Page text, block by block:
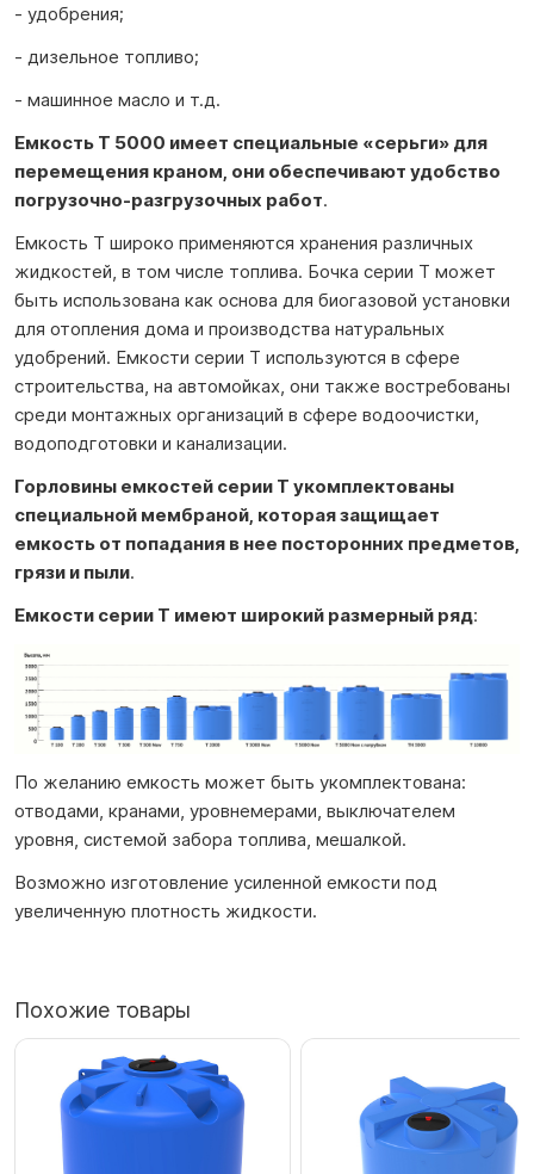
- удобрения;
- дизельное топливо;
- машинное масло и т.д.
Емкость T 5000 имеет специальные «серьги» для
перемещения краном, они обеспечивают удобство
погрузочно-разгрузочных работ.
Емкость T широко применяются хранения различных
жидкостей, в том числе топлива. Бочка серии T может
быть использована как основа для биогазовой установки
для отопления дома и производства натуральных
удобрений. Емкости серии T используются в сфере
строительства, на автомойках, они также востребованы
среди монтажных организаций в сфере водоочистки,
водоподготовки и канализации.
Горловины емкостей серии T укомплектованы
специальной мембраной, которая защищает
емкость от попадания в нее посторонних предметов,
грязи и пыли.
Емкости серии T имеют широкий размерный ряд:
По желанию емкость может быть укомплектована:
отводами, кранами, уровнемерами, выключателем
уровня, системой забора топлива, мешалкой.
Возможно изготовление усиленной емкости под
увеличенную плотность жидкости.
Похожие товары